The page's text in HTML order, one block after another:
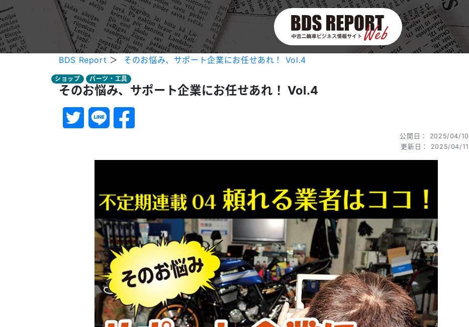
BDS Report ＞ そのお悩み、サポート企業にお任せあれ！ Vol.4
ショップ パーツ・工具
そのお悩み、サポート企業にお任せあれ！ Vol.4
公開日： 2025/04/10
更新日： 2025/04/11